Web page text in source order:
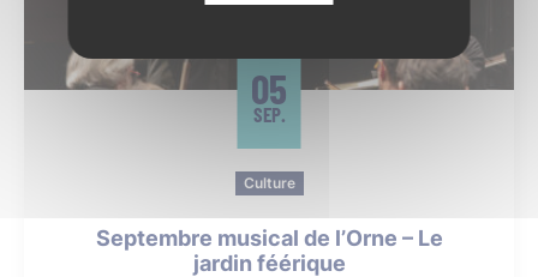
05
SEP.
Culture
Septembre musical de l’Orne – Le
jardin féérique